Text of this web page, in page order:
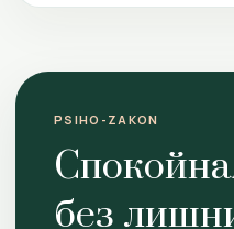
PSIHO-ZAKON
без